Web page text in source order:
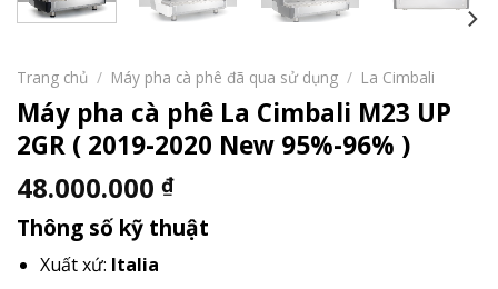
Trang chủ / Máy pha cà phê đã qua sử dụng / La Cimbali
Máy pha cà phê La Cimbali M23 UP
2GR ( 2019-2020 New 95%-96% )
48.000.000 ₫
Thông số kỹ thuật
Xuất xứ: Italia